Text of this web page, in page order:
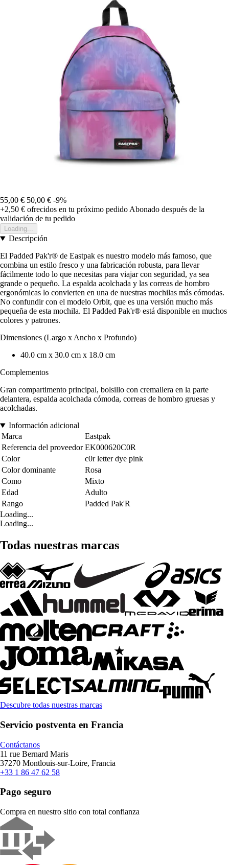
55,00 € 50,00 € -9%
+2,50 € ofrecidos en tu próximo pedido Abonado después de la
validación de tu pedido
Loading...
Descripción
El Padded Pak'r® de Eastpak es nuestro modelo más famoso, que
combina un estilo fresco y una fabricación robusta, para llevar
fácilmente todo lo que necesitas para viajar con seguridad, ya sea
grande o pequeño. La espalda acolchada y las correas de hombro
ergonómicas lo convierten en una de nuestras mochilas más cómodas.
No confundir con el modelo Orbit, que es una versión mucho más
pequeña de esta mochila. El Padded Pak'r® está disponible en muchos
colores y patrones.
Dimensiones (Largo x Ancho x Profundo)
40.0 cm x 30.0 cm x 18.0 cm
Complementos
Gran compartimento principal, bolsillo con cremallera en la parte
delantera, espalda acolchada cómoda, correas de hombro gruesas y
acolchadas.
Información adicional
Marca
Eastpak
Referencia del proveedor EK000620C0R
Color
c0r letter dye pink
Color dominante
Rosa
Como
Mixto
Edad
Adulto
Rango
Padded Pak'R
Loading...
Loading...
Todas nuestras marcas
Descubre todas nuestras marcas
Servicio postventa en Francia
Contáctanos
11 rue Bernard Maris
37270 Montlouis-sur-Loire, Francia
+33 1 86 47 62 58
Pago seguro
Compra en nuestro sitio con total confianza